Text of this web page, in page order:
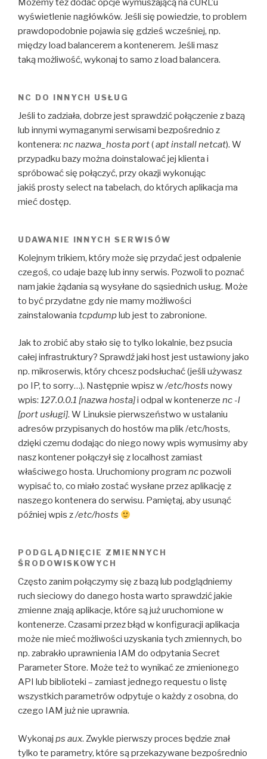
Możemy też dodać opcje wymuszającą na cURL’u
wyświetlenie nagłówków. Jeśli się powiedzie, to problem
prawdopodobnie pojawia się gdzieś wcześniej, np.
między load balancerem a kontenerem. Jeśli masz
taką możliwość, wykonaj to samo z load balancera.
NC DO INNYCH USŁUG
Jeśli to zadziała, dobrze jest sprawdzić połączenie z bazą
lub innymi wymaganymi serwisami bezpośrednio z
kontenera: nc nazwa_hosta port(apt install netcat). W
przypadku bazy można doinstalować jej klienta i
spróbować się połączyć, przy okazji wykonując
jakiś prosty select na tabelach, do których aplikacja ma
mieć dostęp.
UDAWANIE INNYCH SERWISÓW
Kolejnym trikiem, który może się przydać jest odpalenie
czegoś, co udaje bazę lub inny serwis. Pozwoli to poznać
nam jakie żądania są wysyłane do sąsiednich usług. Może
to być przydatne gdy nie mamy możliwości
zainstalowania tcpdumplub jest to zabronione.
Jak to zrobić aby stało się to tylko lokalnie, bez psucia
całej infrastruktury? Sprawdź jaki host jest ustawiony jako
np. mikroserwis, który chcesz podsłuchać (jeśli używasz
po IP, to sorry…). Następnie wpisz w/etc/hosts nowy
wpis: 127.0.0.1 [nazwa hosta]i odpal w kontenerze nc -l
[port usługi]. W Linuksie pierwszeństwo w ustalaniu
adresów przypisanych do hostów ma plik /etc/hosts,
dzięki czemu dodając do niego nowy wpis wymusimy aby
nasz kontener połączył się z localhost zamiast
właściwego hosta. Uruchomiony program ncpozwoli
wypisać to, co miało zostać wysłane przez aplikację z
naszego kontenera do serwisu. Pamiętaj, aby usunąć
później wpis z/etc/hosts
PODGLĄDNIĘCIE ZMIENNYCH
ŚRODOWISKOWYCH
Często zanim połączymy się z bazą lub podglądniemy
ruch sieciowy do danego hosta warto sprawdzić jakie
zmienne znają aplikacje, które są już uruchomione w
kontenerze. Czasami przez błąd w konfiguracji aplikacja
może nie mieć możliwości uzyskania tych zmiennych, bo
np. zabrakło uprawnienia IAM do odpytania Secret
Parameter Store. Może też to wynikać ze zmienionego
API lub biblioteki – zamiast jednego requestu o listę
wszystkich parametrów odpytuje o każdy z osobna, do
czego IAM już nie uprawnia.
Wykonaj ps aux. Zwykle pierwszy proces będzie znał
tylko te parametry, które są przekazywane bezpośrednio